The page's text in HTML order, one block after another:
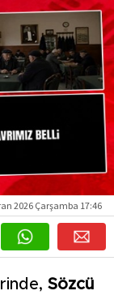
2026 Çarşamba 17:46
Sözcü